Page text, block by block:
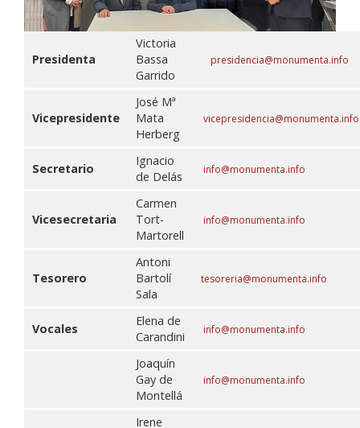
Presidenta
Victoria
Bassa
Garrido
presidencia@monumenta.info
Vicepresidente
José Mª
Mata
Herberg
vicepresidencia@monumenta.info
Secretario
Ignacio
de Delás
info@monumenta.info
Vicesecretaria
Carmen
Tort-
Martorell
info@monumenta.info
Tesorero
Antoni
Bartolí
Sala
tesoreria@monumenta.info
Vocales
Elena de
Carandini
info@monumenta.info
Joaquín
Gay de
Montellá
info@monumenta.info
Irene